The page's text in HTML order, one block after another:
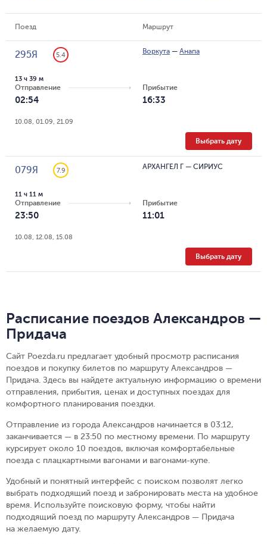
Поезд Маршрут
295Я 5.4 Воркута — Анапа
Отправление
02:54
13 ч 39 м
Прибытие
16:33
10.08, 01.09, 21.09
Выбрать дату
079Я 7.9 АРХАНГЕЛ Г — СИРИУС
Отправление
23:50
11 ч 11 м
Прибытие
11:01
10.08, 12.08, 15.08
Выбрать дату
Расписание поездов Александров —
Придача
Сайт Poezda.ru предлагает удобный просмотр расписания
поездов и покупку билетов по маршруту Александров —
Придача. Здесь вы найдете актуальную информацию о времени
отправления, прибытия, ценах и доступных поездах для
комфортного планирования поездки.
Отправление из города Александров начинается в 03:12,
заканчивается — в 23:50 по местному времени. По маршруту
курсирует около 10 поездов, включая комфортабельные
поезда с плацкартными вагонами и вагонами-купе.
Удобный и понятный интерфейс с поиском позволят легко
выбрать подходящий поезд и забронировать места на удобное
время. Используйте поисковую форму, чтобы найти
подходящий поезд по маршруту Александров — Придача
на желаемую дату.